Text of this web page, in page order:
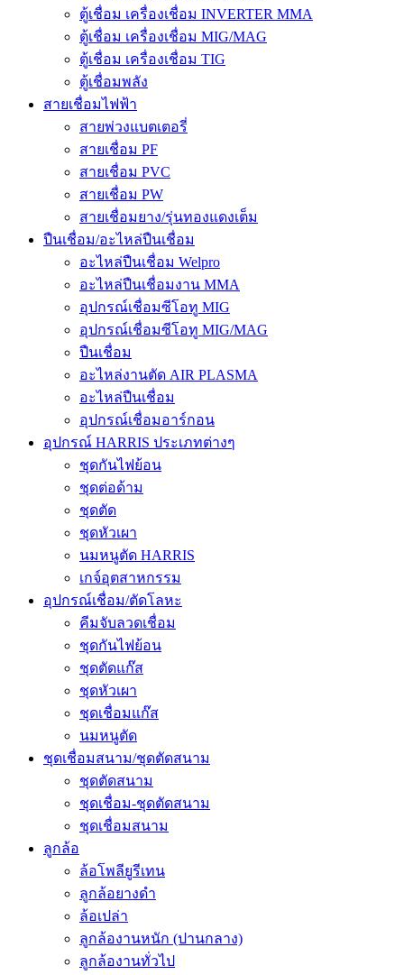
ตู้เชื่อม เครื่องเชื่อม INVERTER MMA
ตู้เชื่อม เครื่องเชื่อม MIG/MAG
ตู้เชื่อม เครื่องเชื่อม TIG
ตู้เชื่อมพลัง
สายเชื่อมไฟฟ้า
สายพ่วงแบตเตอรี่
สายเชื่อม PF
สายเชื่อม PVC
สายเชื่อม PW
สายเชื่อมยาง/รุ่นทองแดงเต็ม
ปืนเชื่อม/อะไหล่ปืนเชื่อม
อะไหล่ปืนเชื่อม Welpro
อะไหล่ปืนเชื่อมงาน MMA
อุปกรณ์เชื่อมซีโอทู MIG
อุปกรณ์เชื่อมซีโอทู MIG/MAG
ปืนเชื่อม
อะไหล่งานตัด AIR PLASMA
อะไหล่ปืนเชื่อม
อุปกรณ์เชื่อมอาร์กอน
อุปกรณ์ HARRIS ประเภทต่างๆ
ชุดกันไฟย้อน
ชุดต่อด้าม
ชุดตัด
ชุดหัวเผา
นมหนูตัด HARRIS
เกจ์อุตสาหกรรม
อุปกรณ์เชื่อม/ตัดโลหะ
คีมจับลวดเชื่อม
ชุดกันไฟย้อน
ชุดตัดแก๊ส
ชุดหัวเผา
ชุดเชื่อมแก๊ส
นมหนูตัด
ชุดเชื่อมสนาม/ชุดตัดสนาม
ชุดตัดสนาม
ชุดเชื่อม-ชุดตัดสนาม
ชุดเชื่อมสนาม
ลูกล้อ
ล้อโพลียูรีเทน
ลูกล้อยางดำ
ล้อเปล่า
ลูกล้องานหนัก (ปานกลาง)
ลูกล้องานทั่วไป